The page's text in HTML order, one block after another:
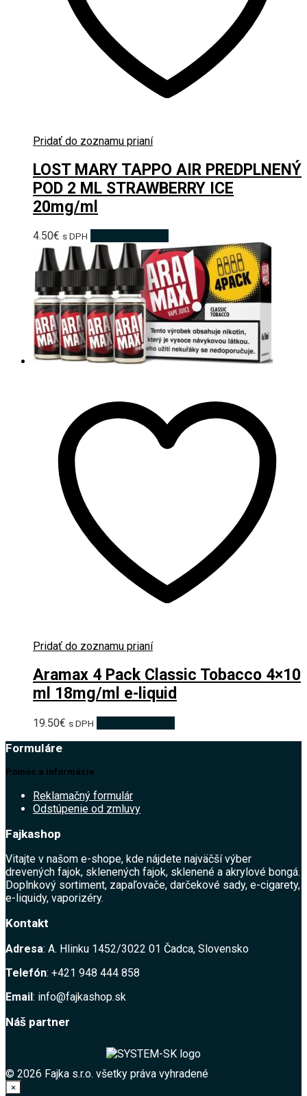
Pridať do zoznamu prianí
LOST MARY TAPPO AIR PREDPLNENÝ
POD 2 ML STRAWBERRY ICE
20mg/ml
4.50€ s DPH
Pridať do zoznamu prianí
Aramax 4 Pack Classic Tobacco 4×10
ml 18mg/ml e-liquid
19.50€ s DPH
Formuláre
Pomoc a informácie
Reklamačný formulár
Odstúpenie od zmluvy
Fajkashop
Vitajte v našom e-shope, kde nájdete najväčší výber
drevených fajok, sklenených fajok, sklenené a akrylové bongá.
Doplnkový sortiment, zapaľovače, darčekové sady, e-cigarety,
e-liquidy, vaporizéry.
Kontakt
Adresa: A. Hlinku 1452/3022 01 Čadca, Slovensko
Telefón: +421 948 444 858
Email: info@fajkashop.sk
Náš partner
© 2026 Fajka s.r.o. všetky práva vyhradené
×